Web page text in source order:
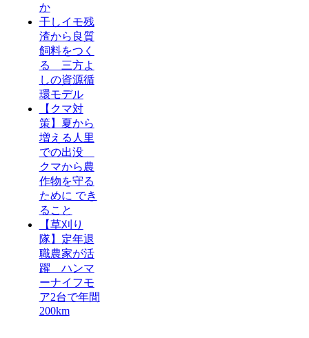
か
干しイモ残
渣から良質
飼料をつく
る 三方よ
しの資源循
環モデル
【クマ対
策】夏から
増える人里
での出没
クマから農
作物を守る
ために でき
ること
【草刈り
隊】定年退
職農家が活
躍 ハンマ
ーナイフモ
ア2台で年間
200km